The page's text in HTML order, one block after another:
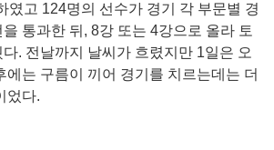
였고 124명의 선수가 경기 각 부문별 경
통과한 뒤, 8강 또는 4강으로 올라 토
. 전날까지 날씨가 흐렸지만 1일은 오
에는 구름이 끼어 경기를 치르는데는 더
었다.